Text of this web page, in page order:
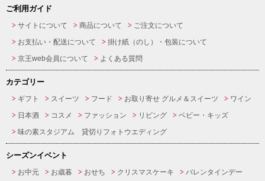
ご利用ガイド
サイトについて 商品について
ご注文について
お支払い・配送について
掛け紙（のし）・包装について
京王web会員について
よくある質問
カテゴリー
ギフト スイーツ フード お取り寄せ グルメ＆スイーツ
ワイン
日本酒
コスメ ファッション リビング
ベビー・キッズ
味の素スタジアム 貸切りフォトウエディング
シーズンイベント
お中元 お歳暮 おせち クリスマスケーキ
バレンタインデー